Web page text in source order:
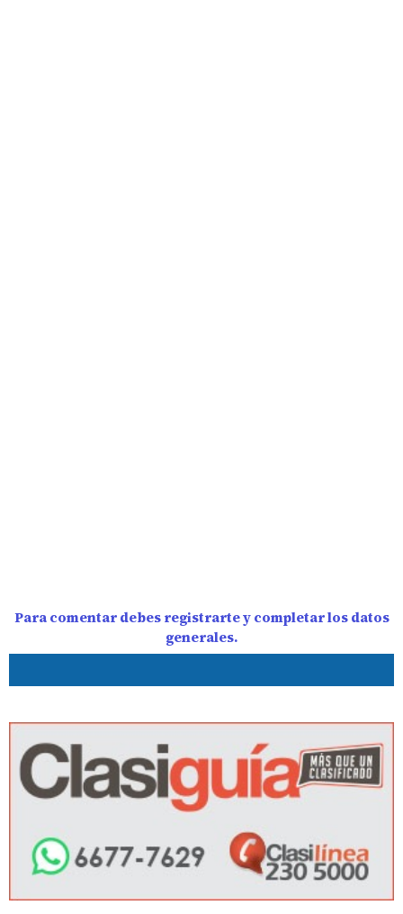
Para comentar debes registrarte y completar los datos
generales.